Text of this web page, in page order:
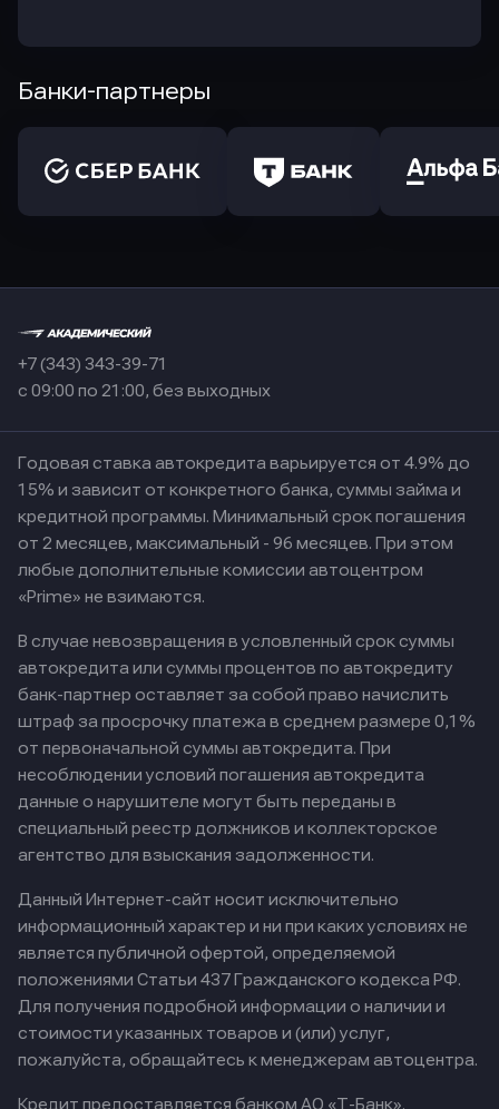
Банки-партнеры
+7 (343) 343-39-71
с 09:00 по 21:00, без выходных
Годовая ставка автокредита варьируется от 4.9% до
15% и зависит от конкретного банка, суммы займа и
кредитной программы. Минимальный срок погашения
от 2 месяцев, максимальный - 96 месяцев. При этом
любые дополнительные комиссии автоцентром
«Prime» не взимаются.
В случае невозвращения в условленный срок суммы
автокредита или суммы процентов по автокредиту
банк-партнер оставляет за собой право начислить
штраф за просрочку платежа в среднем размере 0,1%
от первоначальной суммы автокредита. При
несоблюдении условий погашения автокредита
данные о нарушителе могут быть переданы в
специальный реестр должников и коллекторское
агентство для взыскания задолженности.
Данный Интернет-сайт носит исключительно
информационный характер и ни при каких условиях не
является публичной офертой, определяемой
положениями Статьи 437 Гражданского кодекса РФ.
Для получения подробной информации о наличии и
стоимости указанных товаров и (или) услуг,
пожалуйста, обращайтесь к менеджерам автоцентра.
Кредит предоставляется банком АО «Т-Банк».